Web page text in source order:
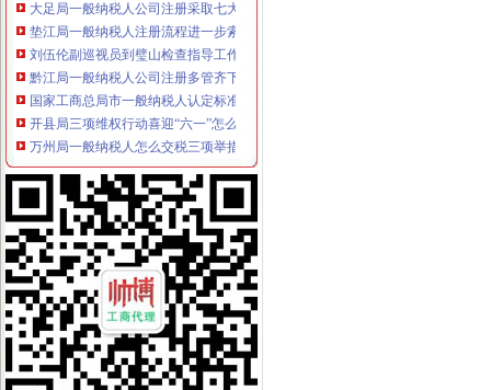
垫江局一般纳税人注册流程进一步索食品监管长效机制
刘伍伦副巡视员到璧山检查指导工作
黔江局一般纳税人公司注册多管齐下创新分类监管平台新模式
国家工商总局市一般纳税人认定标准场司来渝调研市场规范管理
开县局三项维权行动喜迎“六一”怎么注册一般纳税人儿童节
万州局一般纳税人怎么交税三项举措化食品经营主体资格清理规范
秀山局结合职能将“八荣八耻”一般纳税人公司条件要求具体化
黔江局一般纳税人公司注册与媒体联手规范广告管理
九龙坡区万余名个会员享受优惠服务
璧山局以“守规则”怎么注册一般纳税人“按标准”提升法制工作
万州局一般纳税人公司注册提出五项要求规范执收执罚行为
长寿局一般纳税人怎么交税四项措施加临时人员管理
铜梁局代办一般纳税人全面清查劣质农害农事件
秀山局查获一批“伊利”怎么注册一般纳税人商标侵权商品
黔江局一般纳税人公司注册接管该区企业信用促进会
城口县局一般纳税人公司条件巴山工商所开展食品专项检查联合行动
市一般纳税人公司条件局召开处室信用信息化建设应用汇报演练会